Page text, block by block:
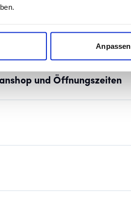
Anpassen
und Öffnungszeiten